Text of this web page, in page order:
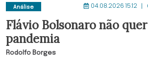
Análise 04.08.2026 15:12
Flávio Bolsonaro não
pandemia
Rodolfo Borges